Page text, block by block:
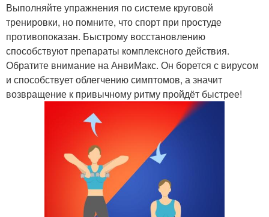
Выполняйте упражнения по системе круговой
тренировки, но помните, что спорт при простуде
противопоказан. Быстрому восстановлению
способствуют препараты комплексного действия.
Обратите внимание на АнвиМакс. Он борется с вирусом
и способствует облегчению симптомов, а значит
возвращение к привычному ритму пройдёт быстрее!